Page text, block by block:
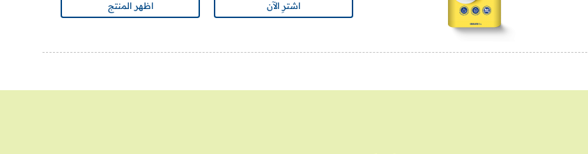
اشترِ الآن اظهر المنتج